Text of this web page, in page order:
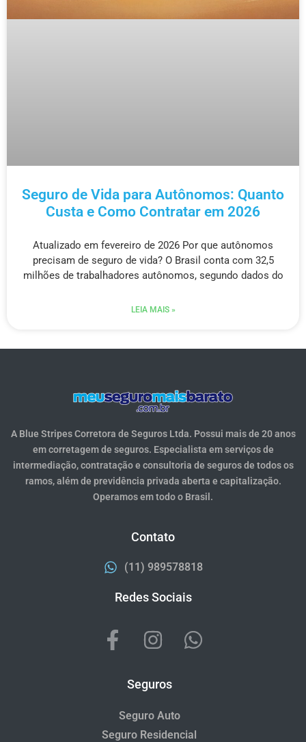
Seguro de Vida para Autônomos: Quanto
Custa e Como Contratar em 2026
Atualizado em fevereiro de 2026 Por que autônomos
precisam de seguro de vida? O Brasil conta com 32,5
milhões de trabalhadores autônomos, segundo dados do
LEIA MAIS »
A Blue Stripes Corretora de Seguros Ltda. Possui mais de 20 anos
em corretagem de seguros. Especialista em serviços de
intermediação, contratação e consultoria de seguros de todos os
ramos, além de previdência privada aberta e capitalização.
Operamos em todo o Brasil.
Contato
(11) 989578818
Redes Sociais
Seguros
Seguro Auto
Seguro Residencial